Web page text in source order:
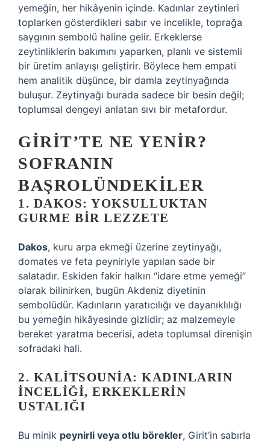
yemeğin, her hikâyenin içinde. Kadınlar zeytinleri
toplarken gösterdikleri sabır ve incelikle, toprağa
saygının sembolü haline gelir. Erkeklerse
zeytinliklerin bakımını yaparken, planlı ve sistemli
bir üretim anlayışı geliştirir. Böylece hem empati
hem analitik düşünce, bir damla zeytinyağında
buluşur. Zeytinyağı burada sadece bir besin değil;
toplumsal dengeyi anlatan sıvı bir metafordur.
GIRIT’TE NE YENIR?
SOFRANIN
BAŞROLÜNDEKILER
1. DAKOS: YOKSULLUKTAN
GURME BIR LEZZETE
Dakos, kuru arpa ekmeği üzerine zeytinyağı,
domates ve feta peyniriyle yapılan sade bir
salatadır. Eskiden fakir halkın “idare etme yemeği”
olarak bilinirken, bugün Akdeniz diyetinin
sembolüdür. Kadınların yaratıcılığı ve dayanıklılığı
bu yemeğin hikâyesinde gizlidir; az malzemeyle
bereket yaratma becerisi, adeta toplumsal direnişin
sofradaki hali.
2. KALITSOUNIA: KADINLARIN
İNCELIĞI, ERKEKLERIN
USTALIĞI
Bu minik peynirli veya otlu börekler, Girit’in sabırla